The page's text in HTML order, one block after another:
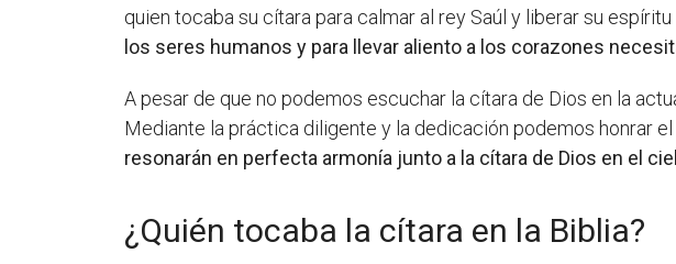
quien tocaba su cítara para calmar al rey Saúl y liberar su espíritu
los seres humanos y para llevar aliento a los corazones
A pesar de que no podemos escuchar la cítara de Dios en la
Mediante la práctica diligente y la dedicación podemos honrar el
resonarán en perfecta armonía junto a la cítara de Dios en el
¿Quién tocaba la cítara en la Biblia?